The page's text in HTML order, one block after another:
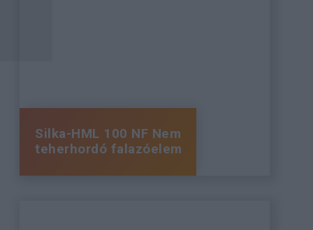
Silka-HML 100 NF Nem
teherhordó falazóelem